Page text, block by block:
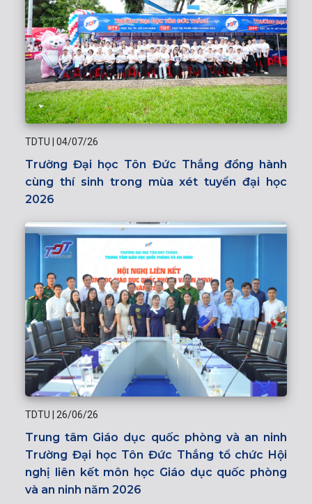
TDTU 04/07/26
Trường Đại học Tôn Đức Thắng đồng hành
cùng thí sinh trong mùa xét tuyển đại học
2026
TDTU 26/06/26
Trung tâm Giáo dục quốc phòng và an ninh
Trường Đại học Tôn Đức Thắng tổ chức Hội
nghị liên kết môn học Giáo dục quốc phòng
và an ninh năm 2026